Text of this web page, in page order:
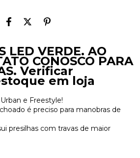
LED VERDE. AO
CONOSCO PARA
Verificar
em loja
e Freestyle!
é preciso para manobras de
presilhas com travas de maior